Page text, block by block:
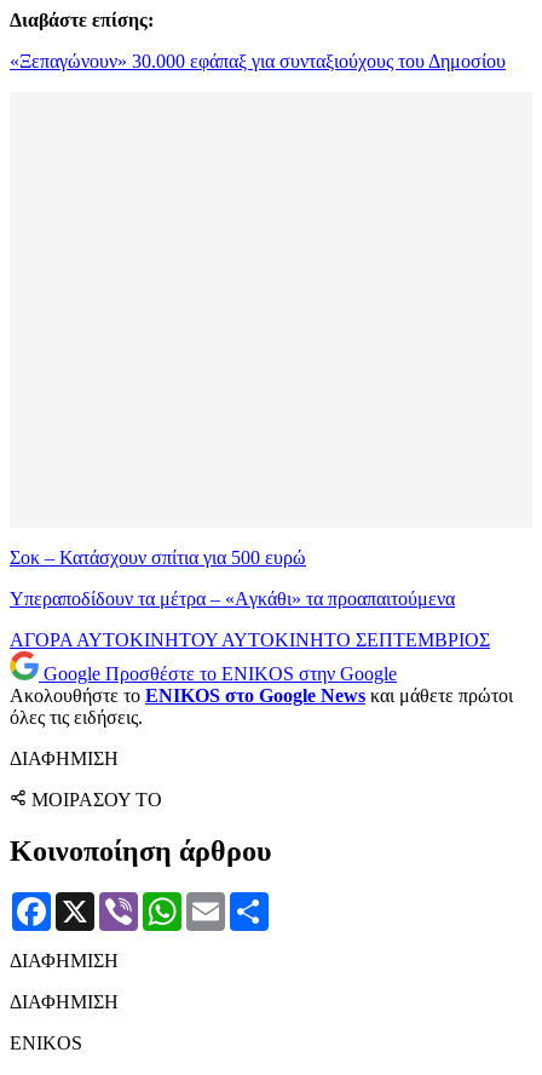
Διαβάστε επίσης:
«Ξεπαγώνουν» 30.000 εφάπαξ για συνταξιούχους του Δημοσίου
Σοκ – Κατάσχουν σπίτια για 500 ευρώ
Υπεραποδίδουν τα μέτρα – «Aγκάθι» τα προαπαιτούμενα
ΑΓΟΡΑ ΑΥΤΟΚΙΝΗΤΟΥ ΑΥΤΟΚΙΝΗΤΟ ΣΕΠΤΕΜΒΡΙΟΣ
Google Προσθέστε το ENIKOS στην Google
Ακολουθήστε το ENIKOS στο Google News και μάθετε πρώτοι
όλες τις ειδήσεις.
ΔΙΑΦΗΜΙΣΗ
ΜΟΙΡΑΣΟΥ ΤΟ
Κοινοποίηση άρθρου
Facebook
X Viber WhatsApp
Email
ΔΙΑΦΗΜΙΣΗ
ΔΙΑΦΗΜΙΣΗ
ENIKOS